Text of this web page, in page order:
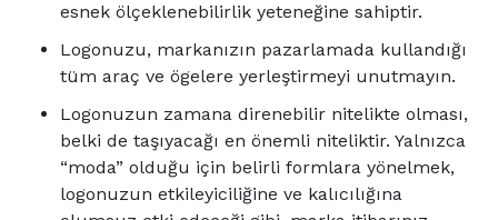
esnek ölçeklenebilirlik yeteneğine sahiptir.
Logonuzu, markanızın pazarlamada kullandığı
tüm araç ve ögelere yerleştirmeyi unutmayın.
Logonuzun zamana direnebilir nitelikte olması,
belki de taşıyacağı en önemli niteliktir. Yalnızca
“moda” olduğu için belirli formlara yönelmek,
logonuzun etkileyiciliğine ve kalıcılığına